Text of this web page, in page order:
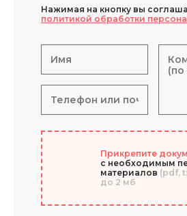
Нажимая на кнопку вы
политикой обработки
Прикрепите
с необходимым
материалов (pdf,
до 2 мб